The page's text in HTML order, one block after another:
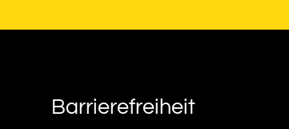
Barrierefreiheit